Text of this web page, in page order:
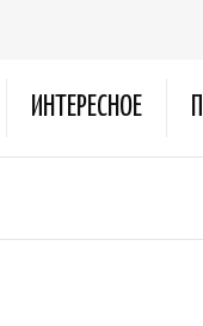
ИНТЕРЕСНОЕ